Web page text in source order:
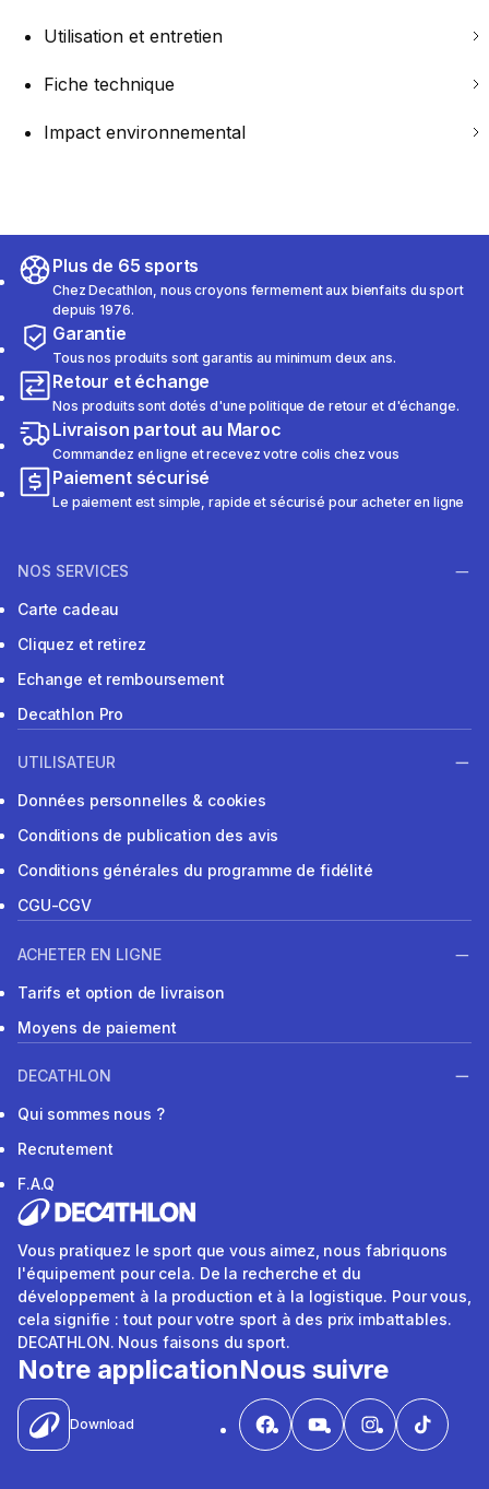
Utilisation et entretien
Fiche technique
Impact environnemental
Plus de 65 sports
Chez Decathlon, nous croyons fermement aux bienfaits du sport
depuis 1976.
Garantie
Tous nos produits sont garantis au minimum deux ans.
Retour et échange
Nos produits sont dotés d'une politique de retour et d'échange.
Livraison partout au Maroc
Commandez en ligne et recevez votre colis chez vous
Paiement sécurisé
Le paiement est simple, rapide et sécurisé pour acheter en ligne
NOS SERVICES
Carte cadeau
Cliquez et retirez
Echange et remboursement
Decathlon Pro
UTILISATEUR
Données personnelles & cookies
Conditions de publication des avis
Conditions générales du programme de fidélité
CGU-CGV
ACHETER EN LIGNE
Tarifs et option de livraison
Moyens de paiement
DECATHLON
Qui sommes nous ?
Recrutement
F.A.Q
Vous pratiquez le sport que vous aimez, nous fabriquons
l'équipement pour cela. De la recherche et du
développement à la production et à la logistique. Pour vous,
cela signifie : tout pour votre sport à des prix imbattables.
DECATHLON. Nous faisons du sport.
Notre application
Download
Nous suivre